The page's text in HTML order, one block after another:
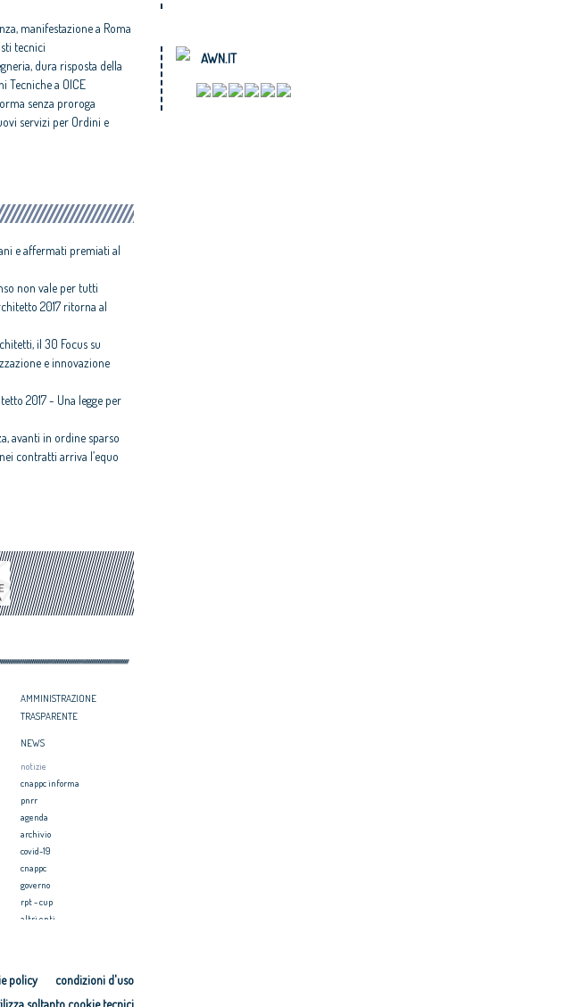
manifestazione a Roma
tecnici
dura risposta della
Tecniche a OICE
senza proroga
servizi per Ordini e
e affermati premiati al
non vale per tutti
2017 ritorna al
il 30 Focus su
e innovazione
2017 - Una legge per
avanti in ordine sparso
contratti arriva l’equo
e Consiglio di Stato,
pubblico'
AMMINISTRAZIONE
TRASPARENTE
NEWS
notizie
cnappc informa
pnrr
agenda
archivio
covid-19
cnappc
governo
rpt - cup
altri enti
condizioni d'uso
policy
AWN.IT